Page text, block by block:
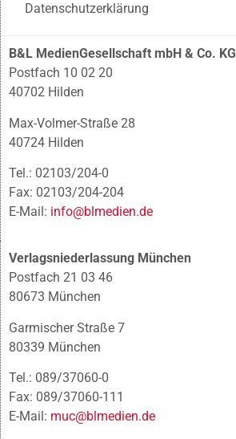
Datenschutzerklärung
B&L MedienGesellschaft mbH & Co. KG
Postfach 10 02 20
40702 Hilden
Max-Volmer-Straße 28
40724 Hilden
Tel.: 02103/204-0
Fax: 02103/204-204
E-Mail: info@blmedien.de
Verlagsniederlassung München
Postfach 21 03 46
80673 München
Garmischer Straße 7
80339 München
Tel.: 089/37060-0
Fax: 089/37060-111
E-Mail: muc@blmedien.de